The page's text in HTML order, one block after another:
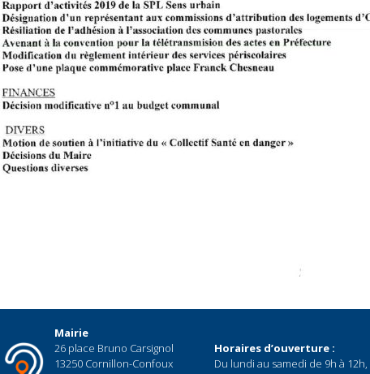
Mairie
26 place Bruno Carsignol
13250 Cornillon-Confoux
Horaires d’ouverture :
Du lundi au samedi de 9h à 12h,